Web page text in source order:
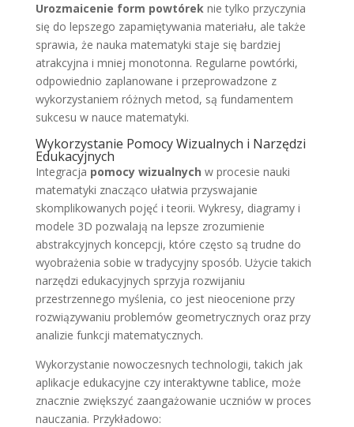
Urozmaicenie form powtóreknie tylko przyczynia
się do lepszego zapamiętywania materiału, ale także
sprawia, że nauka matematyki staje się bardziej
atrakcyjna i mniej monotonna. Regularne powtórki,
odpowiednio zaplanowane i przeprowadzone z
wykorzystaniem różnych metod, są fundamentem
sukcesu w nauce matematyki.
Wykorzystanie Pomocy Wizualnych i Narzędzi
Edukacyjnych
Integracja pomocy wizualnych w procesie nauki
matematyki znacząco ułatwia przyswajanie
skomplikowanych pojęć i teorii. Wykresy, diagramy i
modele 3D pozwalają na lepsze zrozumienie
abstrakcyjnych koncepcji, które często są trudne do
wyobrażenia sobie w tradycyjny sposób. Użycie takich
narzędzi edukacyjnych sprzyja rozwijaniu
przestrzennego myślenia, co jest nieocenione przy
rozwiązywaniu problemów geometrycznych oraz przy
analizie funkcji matematycznych.
Wykorzystanie nowoczesnych technologii, takich jak
aplikacje edukacyjne czy interaktywne tablice, może
znacznie zwiększyć zaangażowanie uczniów w proces
nauczania. Przykładowo: